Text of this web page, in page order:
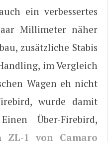
ein verbessertes
Millimeter näher
zusätzliche Stabis
im Vergleich
Wagen eh nicht
wurde damit
Über-Firebird,
ZL-1 von Camaro